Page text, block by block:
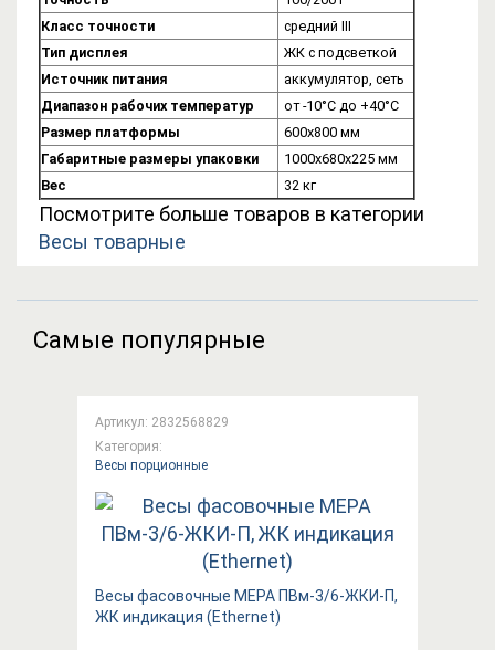
Класс точности
средний III
Тип дисплея
ЖК с подсветкой
Источник питания
аккумулятор, сеть
Диапазон рабочих температур
от -10°C до +40°C
Размер платформы
600х800 мм
Габаритные размеры упаковки
1000х680х225 мм
Вес
32 кг
Посмотрите больше товаров в категории
Весы товарные
Самые популярные
Артикул: 2832568829
Категория:
Весы порционные
Весы фасовочные МЕРА ПВм-3/6-ЖКИ-П,
ЖК индикация (Ethernet)